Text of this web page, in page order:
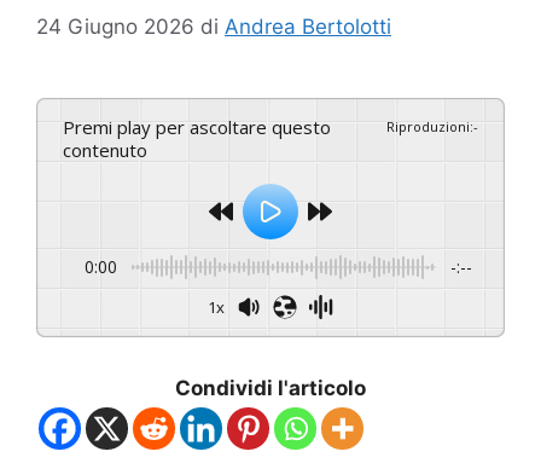
24 Giugno 2026 di Andrea Bertolotti
Premi play per ascoltare questo
contenuto
Riproduzioni:-
0:00 -:--
1x
Condividi l'articolo